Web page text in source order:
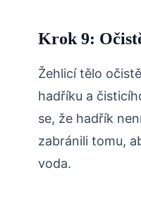
Krok 9:
Žehlicí tělo
hadříku a
se, že hadřík
zabránili tomu,
voda.